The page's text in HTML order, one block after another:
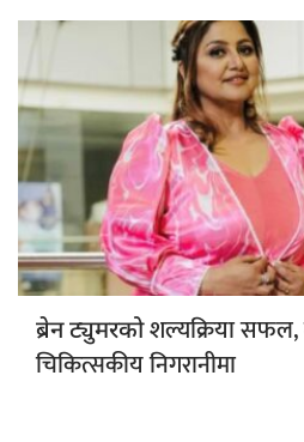
ब्रेन ट्युमरकोशल्यक्रिया सफल,
चिकित्सकीय निगरानीमा